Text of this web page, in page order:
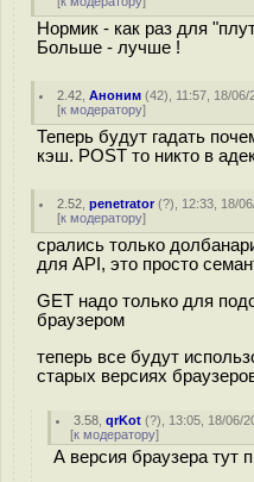
Нормик - как раз для
Больше - лучше !
2.42 ,Аноним (42), 11:57, 18/06/
[к модератору]
Теперь будут гадать
кэш. POST то никто в
2.52 ,penetrator(?), 12:33, 18/
[к модератору]
срались только
для API, это просто
GET надо только для
браузером
теперь все будут
старых версиях
3.58 ,qrKot (?), 13:05, 18/06/
[к модератору]
А версия браузера тут